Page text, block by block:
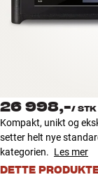
NYHETER
TILBUD
26 998,-/ STK
Kompakt, unikt og
setter helt nye
kategorien. Les mer
DETTE